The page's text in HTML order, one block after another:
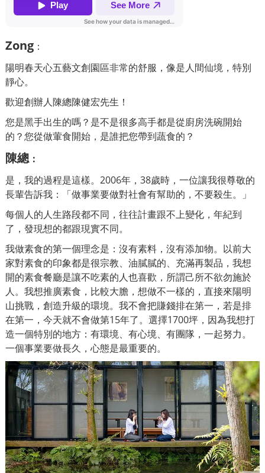
Zong ：
陽明春天心五藝文創園區非常的舒服，像是人間仙境，特別
靜心。
歡迎創辦人陳總陳健宏先生！
您是黑手出生的嗎？是不是很多高手都是從廚房洗碗開始
的？您從做葷食開始，是誰把您帶到蔬食的？
陳總：
是，我的過程是這樣。2006年，38歲時，一位讓我很尊敬的
長輩告訴我：「做事業要做對社會有幫助的，不要殺生。」
每個人的人生路段都不同，往往計畫跟不上變化，年紀到
了，發現想的都跟現實不同。
我做素食的第一個理念是：沒有素料，沒有添加物。 以前大
家對素食的印象都是很宗教、油膩膩的、充滿再製品，我想
開的素食餐廳是讓不吃素的人也喜歡，所謂己所不欲勿施於
人。我想推廣素食，比較大膽，想做不一樣的，直接來陽明
山挑戰，創造升級的環境。 我不會把賺錢排在第一，若是排
在第一，今天就不會做第15年了。 選擇1700坪，因為我想打
造一個特別的地方：有環境、有心境、有團隊，一起努力。
一個事業要做長久，心態是最重要的。